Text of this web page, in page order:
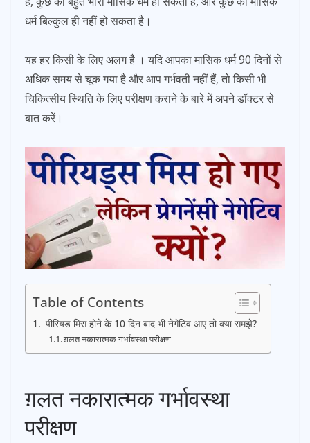
धर्म बिल्कुल ही नहीं हो सकता है।
यह हर किसी के लिए अलग है । यदि आपका मासिक धर्म 90 दिनों से
अधिक समय से चूक गया है और आप गर्भवती नहीं हैं, तो किसी भी
चिकित्सीय स्थिति के लिए परीक्षण कराने के बारे में अपने डॉक्टर से
बात करें।
Table of Contents
पीरियड मिस होने के 10 दिन बाद भी नेगेटिव आए तो क्या समझे?
ग़लत नकारात्मक गर्भावस्था परीक्षण
ग़लत नकारात्मक गर्भावस्था
परीक्षण